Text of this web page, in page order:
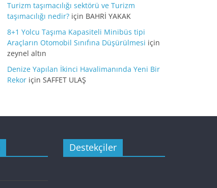
Turizm taşımacılığı sektörü ve Turizm
taşımacılığı nedir? için BAHRİ YAKAK
8+1 Yolcu Taşıma Kapasiteli Minibüs tipi
Araçların Otomobil Sınıfına Düşürülmesi için
zeynel altın
Denize Yapılan İkinci Havalimanında Yeni Bir
Rekor için SAFFET ULAŞ
Destekçiler